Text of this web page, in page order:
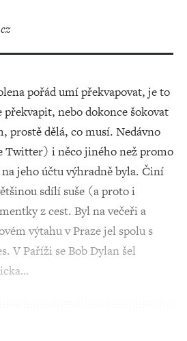
pořád umí překvapovat, je to
nebo dokonce šokovat
prostě dělá, co musí. Nedávno
Twitter) i něco jiného než promo
jeho účtu výhradně byla. Činí
sdílí suše (a proto i
z cest. Byl na večeři a
výtahu v Praze jel spolu s
V Paříži se Bob Dylan šel